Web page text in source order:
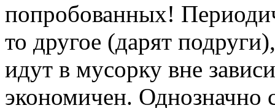
попробованных!
то другое (дарят
идут в мусорку вне
экономичен. Однозначно